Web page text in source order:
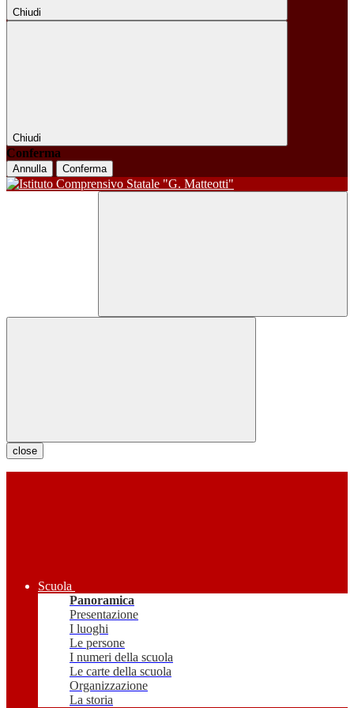
Chiudi
Chiudi
Conferma
Annulla Conferma
close
Scuola
Panoramica
Presentazione
I luoghi
Le persone
I numeri della scuola
Le carte della scuola
Organizzazione
La storia